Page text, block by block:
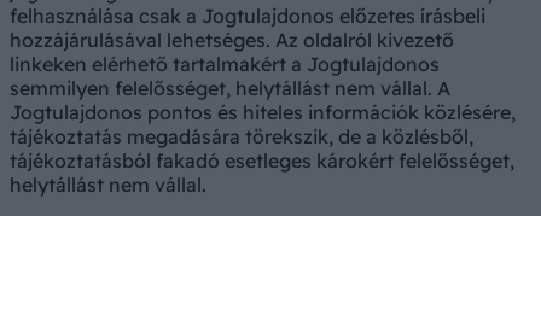
felhasználása csak a Jogtulajdonos előzetes írásbeli
hozzájárulásával lehetséges. Az oldalról kivezető
linkeken elérhető tartalmakért a Jogtulajdonos
semmilyen felelősséget, helytállást nem vállal. A
Jogtulajdonos pontos és hiteles információk közlésére,
tájékoztatás megadására törekszik, de a közlésből,
tájékoztatásból fakadó esetleges károkért felelősséget,
helytállást nem vállal.